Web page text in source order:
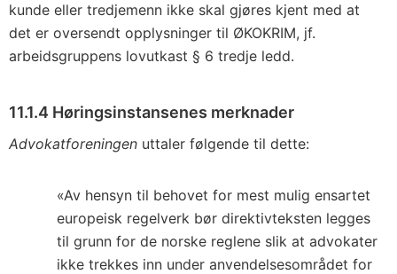
kunde eller tredjemenn ikke skal gjøres kjent med at
det er oversendt opplysninger til ØKOKRIM, jf.
arbeidsgruppens lovutkast § 6 tredje ledd.
11.1.4 Høringsinstansenes merknader
Advokatforeningen uttaler følgende til dette:
«Av hensyn til behovet for mest mulig ensartet
europeisk regelverk bør direktivteksten legges
til grunn for de norske reglene slik at advokater
ikke trekkes inn under anvendelsesområdet for